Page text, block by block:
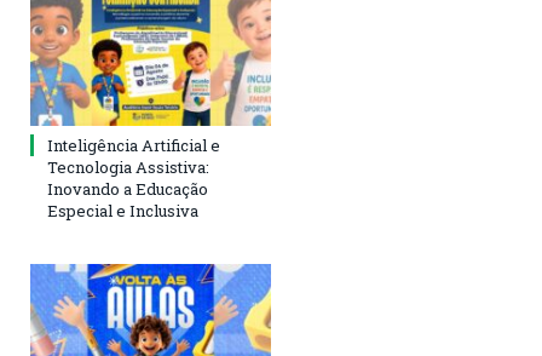
Inteligência Artificial e
Tecnologia Assistiva:
Inovando a Educação
Especial e Inclusiva